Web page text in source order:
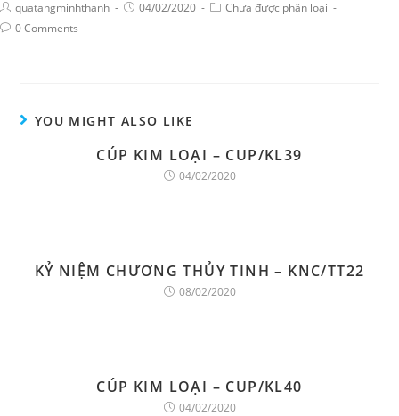
quatangminhthanh 04/02/2020
Chưa được phân loại
0 Comments
YOU MIGHT ALSO LIKE
CÚP KIM LOẠI – CUP/KL39
04/02/2020
KỶ NIỆM CHƯƠNG THỦY TINH – KNC/TT22
08/02/2020
CÚP KIM LOẠI – CUP/KL40
04/02/2020